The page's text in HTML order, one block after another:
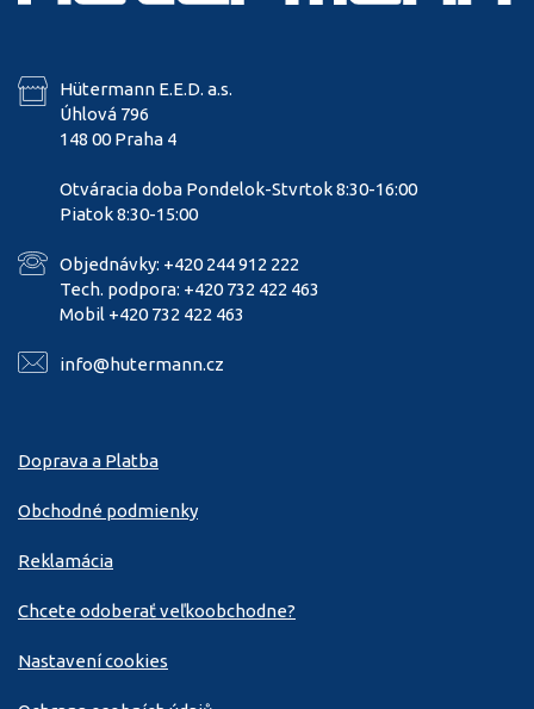
Hütermann E.E.D. a.s.
Úhlová 796
148 00 Praha 4
Otváracia doba Pondelok-Stvrtok 8:30-16:00
Piatok 8:30-15:00
Objednávky: +420 244 912 222
Tech. podpora: +420 732 422 463
Mobil +420 732 422 463
info@hutermann.cz
Doprava a Platba
Obchodné podmienky
Reklamácia
Chcete odoberať veľkoobchodne?
Nastavení cookies